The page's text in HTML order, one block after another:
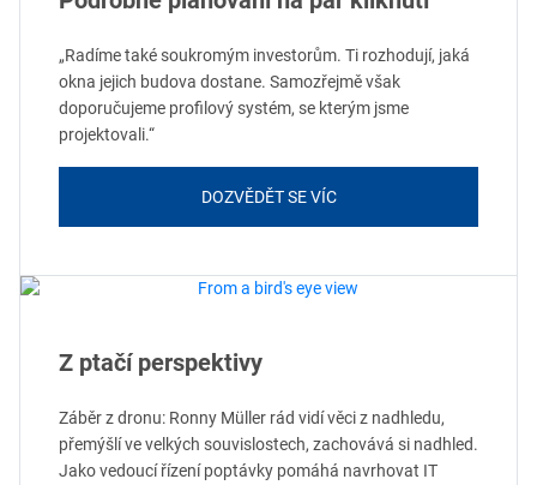
„Radíme také soukromým investorům. Ti rozhodují, jaká
okna jejich budova dostane. Samozřejmě však
doporučujeme profilový systém, se kterým jsme
projektovali.“
DOZVĚDĚT SE VÍC
Z ptačí perspektivy
Záběr z dronu: Ronny Müller rád vidí věci z nadhledu,
přemýšlí ve velkých souvislostech, zachovává si nadhled.
Jako vedoucí řízení poptávky pomáhá navrhovat IT